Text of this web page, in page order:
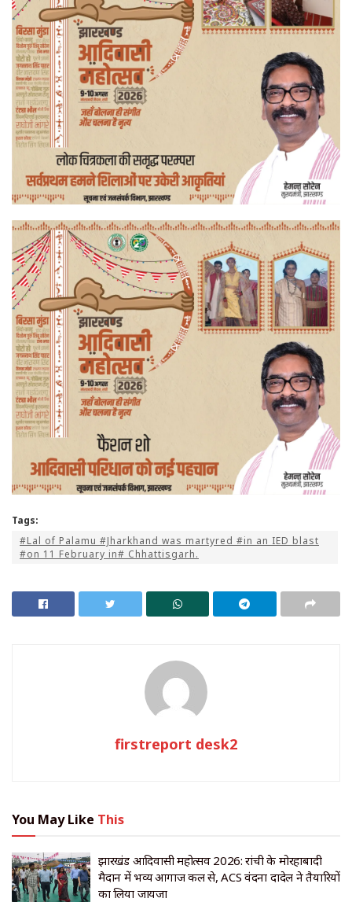
Tags:
#Lal of Palamu #Jharkhand was martyred #in an IED blast
#on 11 February in# Chhattisgarh.
firstreport desk2
You May Like This
झारखंड आदिवासी महोत्सव 2026: रांची के मोरहाबादी
मैदान में भव्य आगाज कल से, ACS वंदना दादेल ने तैयारियों
का लिया जायजा